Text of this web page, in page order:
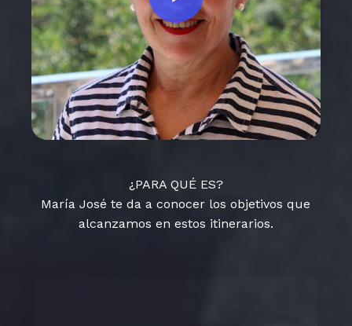
¿PARA QUÉ ES?
María José te da a conocer los objetivos que
alcanzamos en estos itinerarios.